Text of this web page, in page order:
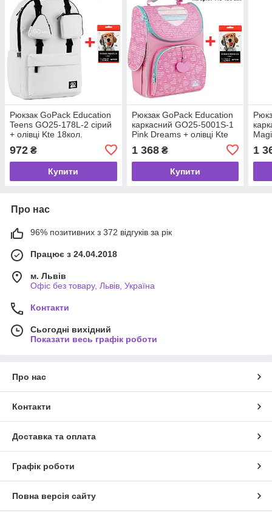
Рюкзак GoPack Education
Teens GO25-178L-2 сірий
+ олівці Kte 18кол.
972 ₴
Купити
Рюкзак GoPack Education
каркасний GO25-5001S-1
Pink Dreams + олівці Kte
1 368₴
Купити
1
Про нас
96% позитивних з 372 відгуків за рік
Працює з 24.04.2018
м. Львів
Офіс без товару, Львів, Україна
Контакти
Сьогодні вихідний
Показати весь графік роботи
Про нас
Контакти
Доставка та оплата
Графік роботи
Повна версія сайту